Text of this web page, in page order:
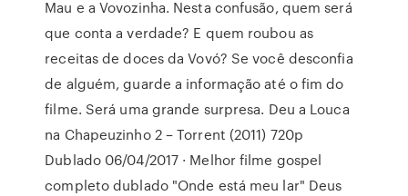
Mau e a Vovozinha. Nesta confusão, quem será
que conta a verdade? E quem roubou as
receitas de doces da Vovó? Se você desconfia
de alguém, guarde a informação até o fim do
filme. Será uma grande surpresa. Deu a Louca
na Chapeuzinho 2 – Torrent (2011) 720p
Dublado 06/04/2017 · Melhor filme gospel
completo dublado "Onde está meu lar" Deus